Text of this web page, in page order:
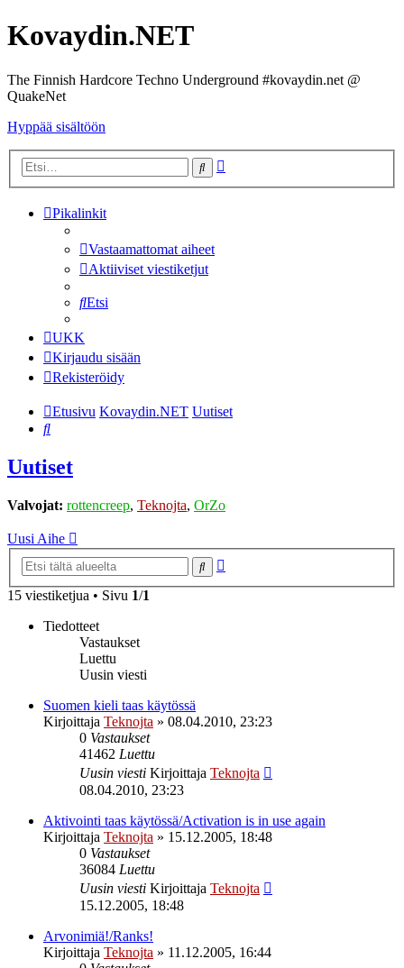
Kovaydin.NET
The Finnish Hardcore Techno Underground #kovaydin.net @
QuakeNet
Hyppää sisältöön
Etsi
Pikalinkit
Vastaamattomat aiheet
Aktiiviset viestiketjut
Etsi
UKK
Kirjaudu sisään
Rekisteröidy
Etusivu Kovaydin.NET Uutiset
Etsi
Uutiset
Valvojat: rottencreep, Teknojta, OrZo
Uusi Aihe
Etsi
15 viestiketjua • Sivu 1/1
Tiedotteet
Vastaukset
Luettu
Uusin viesti
Suomen kieli taas käytössä
Kirjoittaja Teknojta » 08.04.2010, 23:23
0 Vastaukset
41462 Luettu
Uusin viesti Kirjoittaja Teknojta
08.04.2010, 23:23
Aktivointi taas käytössä/Activation is in use again
Kirjoittaja Teknojta » 15.12.2005, 18:48
0 Vastaukset
36084 Luettu
Uusin viesti Kirjoittaja Teknojta
15.12.2005, 18:48
Arvonimiä!/Ranks!
Kirjoittaja Teknojta » 11.12.2005, 16:44